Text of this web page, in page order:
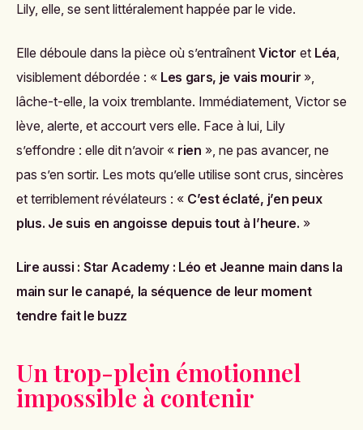
Lily, elle, se sent littéralement happée par le vide.
Elle déboule dans la pièce où s’entraînent Victor et Léa,
visiblement débordée : « Les gars, je vais mourir »,
lâche-t-elle, la voix tremblante. Immédiatement, Victor se
lève, alerte, et accourt vers elle. Face à lui, Lily
s’effondre : elle dit n’avoir « rien », ne pas avancer, ne
pas s’en sortir. Les mots qu’elle utilise sont crus, sincères
et terriblement révélateurs : « C’est éclaté, j’en peux
plus. Je suis en angoisse depuis tout à l’heure. »
Lire aussi : Star Academy : Léo et Jeanne main dans la
main sur le canapé, la séquence de leur moment
tendre fait le buzz
Un trop-plein émotionnel
impossible à contenir